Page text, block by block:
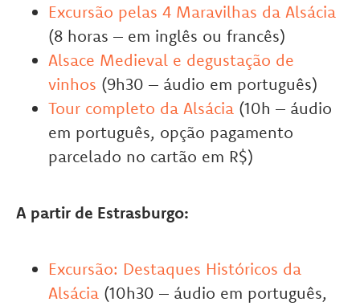
Excursão pelas 4 Maravilhas da Alsácia
(8 horas – em inglês ou francês)
Alsace Medieval e degustação de
vinhos (9h30 – áudio em português)
Tour completo da Alsácia (10h – áudio
em português, opção pagamento
parcelado no cartão em R$)
A partir de Estrasburgo:
Excursão: Destaques Históricos da
Alsácia (10h30 – áudio em português,